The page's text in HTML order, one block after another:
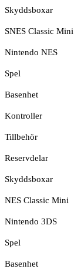
Skyddsboxar
SNES Classic Mini
Nintendo NES
Spel
Basenhet
Kontroller
Tillbehör
Reservdelar
Skyddsboxar
NES Classic Mini
Nintendo 3DS
Spel
Basenhet